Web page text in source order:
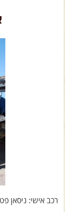
שבילים
צרו קשר עם
אודות יואב
רכב אישי: ניסאן